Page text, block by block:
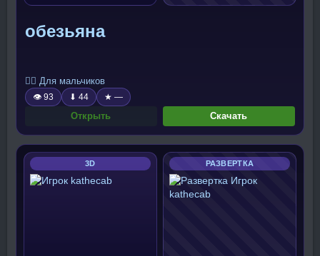
обезьяна
🧍‍♂️ Для мальчиков
👁 93 ⬇ 44 ★ —
Открыть Скачать
3D РАЗВЕРТКА